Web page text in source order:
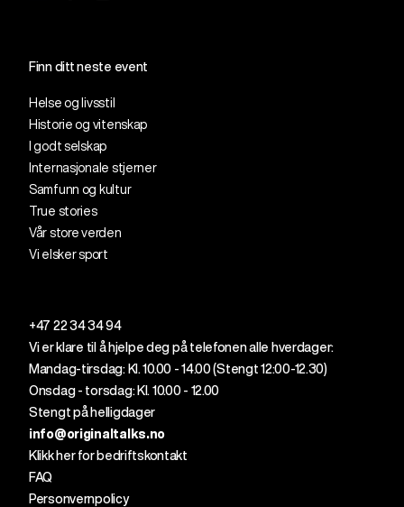
Finn ditt neste event
Helse og livsstil
Historie og vitenskap
I godt selskap
Internasjonale stjerner
Samfunn og kultur
True stories
Vår store verden
Vi elsker sport
+47 22 34 34 94
Vi er klare til å hjelpe deg på telefonen alle hverdager:
Mandag-tirsdag: Kl. 10.00 - 14.00 (Stengt 12:00-12.30)
Onsdag - torsdag: Kl. 10.00 - 12.00
Stengt på helligdager
info@originaltalks.no
Klikk her for bedriftskontakt
FAQ
Personvernpolicy